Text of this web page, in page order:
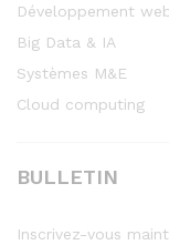
Développement
Big Data & IA
Systèmes M&E
Cloud computing
BULLETIN
Inscrivez-vous